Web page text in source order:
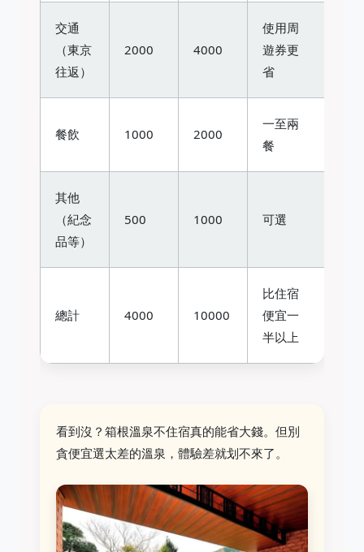
交通
（東京
往返）
2000 4000
使用周
遊券更
省
餐飲 1000 2000
一至兩
餐
其他
（紀念
品等）
500 1000 可選
總計 4000 10000
比住宿
便宜一
半以上
看到沒？箱根溫泉不住宿真的能省大錢。但別
貪便宜選太差的溫泉，體驗差就划不來了。